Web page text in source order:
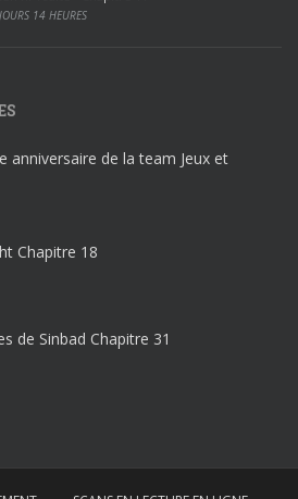
14 HEURES
anniversaire de la team Jeux et
Chapitre 18
de Sinbad Chapitre 31